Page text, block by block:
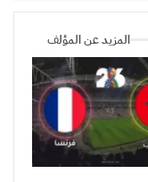
المزيد عن المؤلف